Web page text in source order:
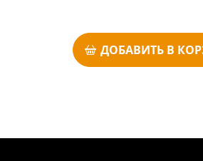
ДОБАВИТЬ В